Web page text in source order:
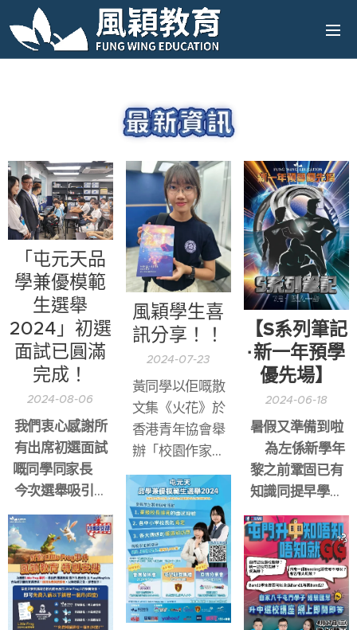
「屯元天品
學兼優模範
生選舉
2024」初選
面試已圓滿
完成！
2024-08-06
我們衷心感謝所
有出席初選面試
嘅同學同家長🥰
今次選舉吸引了
超過500名優秀
學生報名參加，
學生來自屯元天
嘅115所中小學，
其中超過40所學
校提名學生參賽
風穎學生喜
訊分享！！
2024-07-23
黃同學以佢嘅散
文集《火花》於
香港青年協會舉
辦「校園作家大
招募計劃」23/24
年度榮獲冠軍🏆
更有幸於今年書
展展出屬於自己
的書集與人分享
內心點滴🥰真係
為佢感到驕傲！
【S系列筆記
·新一年預學
優先場】
2024-06-18
暑假又準備到啦
❗️為左係新學年
黎之前鞏固已有
知識同提早學新
一年嘅課題💪🏻